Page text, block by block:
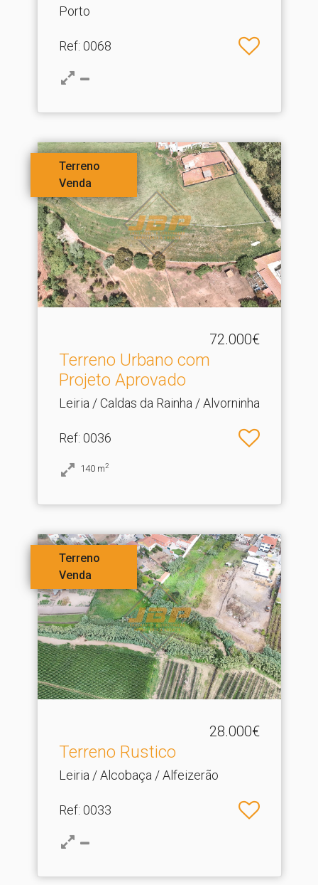
Porto
Ref: 0068
Terreno
Venda
72.000€
Terreno Urbano com
Projeto Aprovado
Leiria / Caldas da Rainha / Alvorninha
Ref: 0036
140 m2
Terreno
Venda
28.000€
Terreno Rustico
Leiria / Alcobaça / Alfeizerão
Ref: 0033